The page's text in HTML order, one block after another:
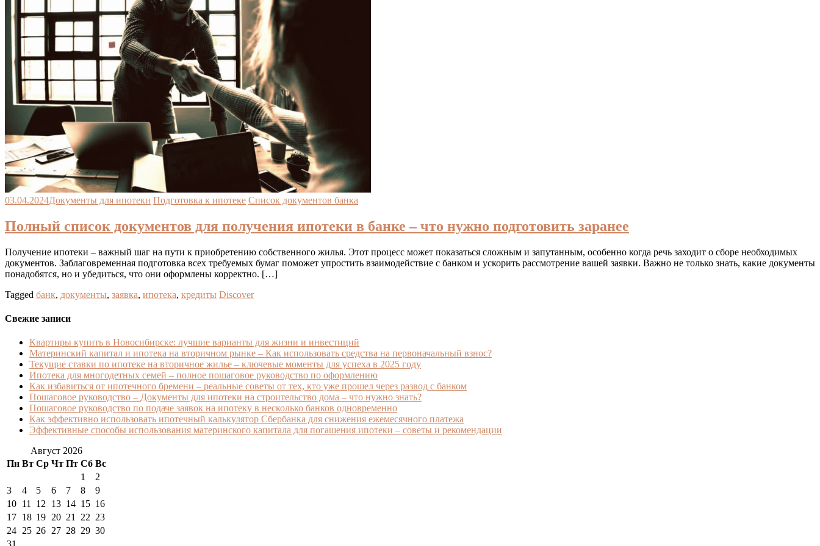
03.04.2024Документы для ипотеки Подготовка к ипотеке Список документов банка
Полный список документов для получения ипотеки в банке – что нужно подготовить заранее
Получение ипотеки – важный шаг на пути к приобретению собственного жилья. Этот процесс может показаться сложным и запутанным, особенно когда речь заходит о сборе необходимых
документов. Заблаговременная подготовка всех требуемых бумаг поможет упростить взаимодействие с банком и ускорить рассмотрение вашей заявки. Важно не только знать, какие документы
понадобятся, но и убедиться, что они оформлены корректно. […]
Tagged банк, документы, заявка, ипотека, кредиты Discover
Свежие записи
Квартиры купить в Новосибирске: лучшие варианты для жизни и инвестиций
Материнский капитал и ипотека на вторичном рынке – Как использовать средства на первоначальный взнос?
Текущие ставки по ипотеке на вторичное жилье – ключевые моменты для успеха в 2025 году
Ипотека для многодетных семей – полное пошаговое руководство по оформлению
Как избавиться от ипотечного бремени – реальные советы от тех, кто уже прошел через развод с банком
Пошаговое руководство – Документы для ипотеки на строительство дома – что нужно знать?
Пошаговое руководство по подаче заявок на ипотеку в несколько банков одновременно
Как эффективно использовать ипотечный калькулятор Сбербанка для снижения ежемесячного платежа
Эффективные способы использования материнского капитала для погашения ипотеки – советы и рекомендации
Август 2026
Пн Вт Ср Чт Пт Сб Вс
1
2
3
4 5 6 7 8
9
10 11 12 13 14 15 16
17 18 19 20 21 22 23
24 25 26 27 28 29 30